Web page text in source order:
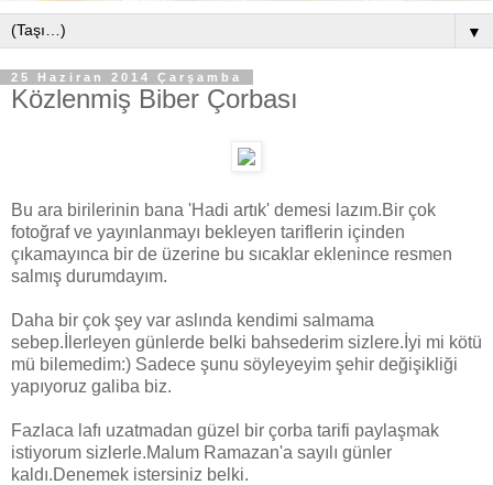
▼
25 Haziran 2014 Çarşamba
Közlenmiş Biber Çorbası
Bu ara birilerinin bana 'Hadi artık' demesi lazım.Bir çok
fotoğraf ve yayınlanmayı bekleyen tariflerin içinden
çıkamayınca bir de üzerine bu sıcaklar eklenince resmen
salmış durumdayım.
Daha bir çok şey var aslında kendimi salmama
sebep.İlerleyen günlerde belki bahsederim sizlere.İyi mi kötü
mü bilemedim:) Sadece şunu söyleyeyim şehir değişikliği
yapıyoruz galiba biz.
Fazlaca lafı uzatmadan güzel bir çorba tarifi paylaşmak
istiyorum sizlerle.Malum Ramazan'a sayılı günler
kaldı.Denemek istersiniz belki.